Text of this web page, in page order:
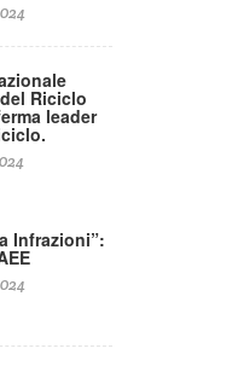
Riciclo
leader
Infrazioni”: